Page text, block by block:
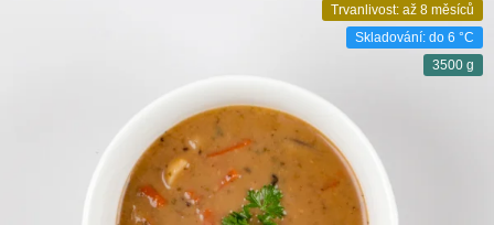
Trvanlivost: až 8 měsíců
Skladování: do 6 °C
3500 g